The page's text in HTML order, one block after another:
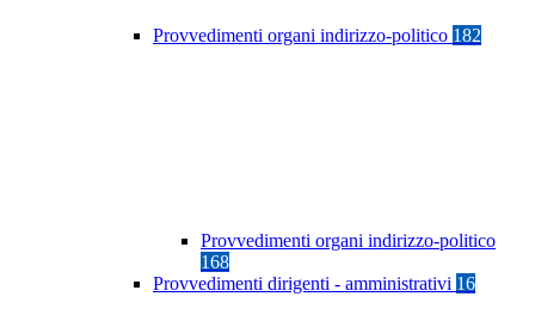
Provvedimenti organi indirizzo-politico 182
Provvedimenti organi indirizzo-politico
168
Provvedimenti dirigenti - amministrativi 16